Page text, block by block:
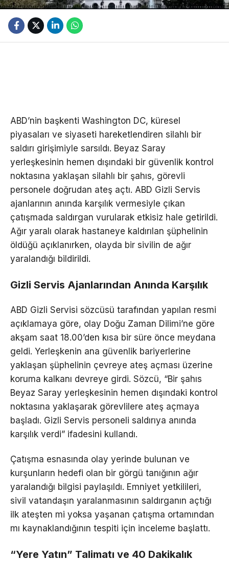
ABD’nin başkenti Washington DC, küresel
piyasaları ve siyaseti hareketlendiren silahlı bir
saldırı girişimiyle sarsıldı. Beyaz Saray
yerleşkesinin hemen dışındaki bir güvenlik kontrol
noktasına yaklaşan silahlı bir şahıs, görevli
personele doğrudan ateş açtı. ABD Gizli Servis
ajanlarının anında karşılık vermesiyle çıkan
çatışmada saldırgan vurularak etkisiz hale getirildi.
Ağır yaralı olarak hastaneye kaldırılan şüphelinin
öldüğü açıklanırken, olayda bir sivilin de ağır
yaralandığı bildirildi.
Gizli Servis Ajanlarından Anında Karşılık
ABD Gizli Servisi sözcüsü tarafından yapılan resmi
açıklamaya göre, olay Doğu Zaman Dilimi’ne göre
akşam saat 18.00’den kısa bir süre önce meydana
geldi. Yerleşkenin ana güvenlik bariyerlerine
yaklaşan şüphelinin çevreye ateş açması üzerine
koruma kalkanı devreye girdi. Sözcü, “Bir şahıs
Beyaz Saray yerleşkesinin hemen dışındaki kontrol
noktasına yaklaşarak görevlilere ateş açmaya
başladı. Gizli Servis personeli saldırıya anında
karşılık verdi” ifadesini kullandı.
Çatışma esnasında olay yerinde bulunan ve
kurşunların hedefi olan bir görgü tanığının ağır
yaralandığı bilgisi paylaşıldı. Emniyet yetkilileri,
sivil vatandaşın yaralanmasının saldırganın açtığı
ilk ateşten mi yoksa yaşanan çatışma ortamından
mı kaynaklandığının tespiti için inceleme başlattı.
“Yere Yatın” Talimatı ve 40 Dakikalık